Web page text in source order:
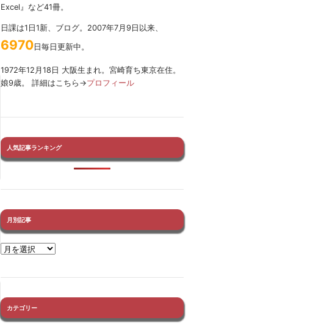
Excel』など41冊。
日課は1日1新、ブログ。2007年7月9日以来、
6970 日毎日更新中。
1972年12月18日 大阪生まれ。宮崎育ち東京在住。
娘9歳。 詳細はこちら→プロフィール
人気記事ランキング
月別記事
カテゴリー